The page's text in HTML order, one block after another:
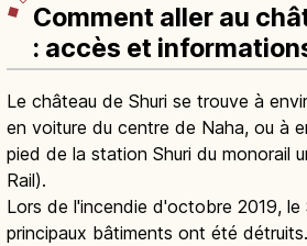
Comment aller au
: accès et
Le château de Shuri se trouve à
en voiture du centre de Naha, ou à
pied de la station Shuri du monorail
Rail).
Lors de l'incendie d'octobre 2019, le
principaux bâtiments ont été